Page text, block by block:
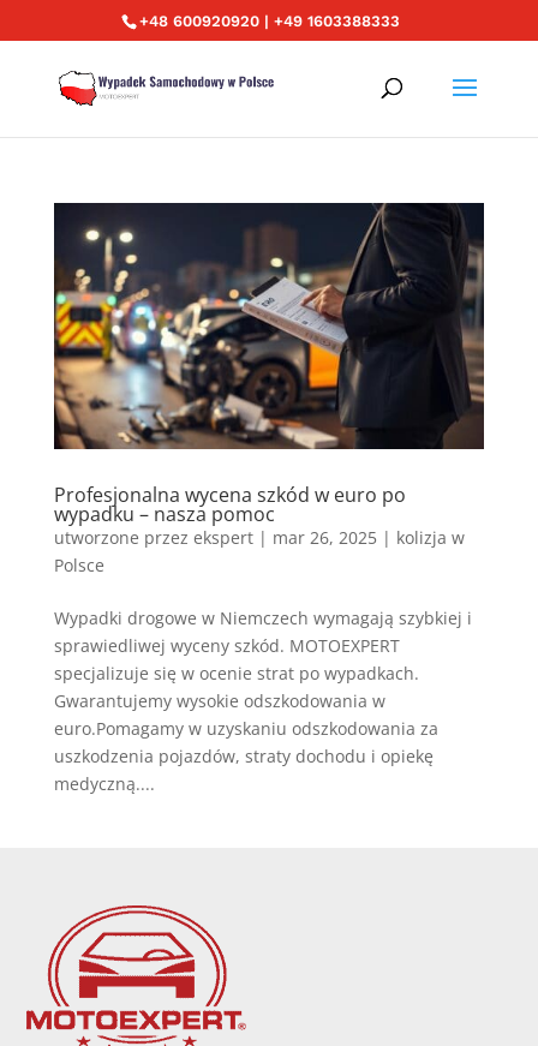
+48 600920920 | +49 1603388333
Profesjonalna wycena szkód w euro po
wypadku – nasza pomoc
utworzone przez ekspert| mar 26, 2025| kolizja w
Polsce
Wypadki drogowe w Niemczech wymagają szybkiej i
sprawiedliwej wyceny szkód. MOTOEXPERT
specjalizuje się w ocenie strat po wypadkach.
Gwarantujemy wysokie odszkodowania w
euro.Pomagamy w uzyskaniu odszkodowania za
uszkodzenia pojazdów, straty dochodu i opiekę
medyczną....